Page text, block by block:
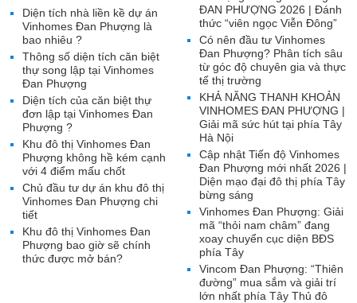
ĐAN PHƯỢNG 2026 | Đánh
thức “viên ngọc Viễn Đông”
Có nên đầu tư Vinhomes
Đan Phượng? Phân tích sâu
từ góc độ chuyên gia và thực
tế thị trường
KHẢ NĂNG THANH KHOẢN
VINHOMES ĐAN PHƯỢNG |
Giải mã sức hút tại phía Tây
Hà Nội
Cập nhật Tiến độ Vinhomes
Đan Phượng mới nhất 2026 |
Diện mạo đại đô thị phía Tây
bừng sáng
Vinhomes Đan Phượng: Giải
mã “thỏi nam châm” đang
xoay chuyển cục diện BĐS
phía Tây
Vincom Đan Phượng: “Thiên
đường” mua sắm và giải trí
lớn nhất phía Tây Thủ đô
Diện tích nhà liền kề dự án
Vinhomes Đan Phượng là
bao nhiêu ?
Thông số diện tích căn biệt
thự song lập tại Vinhomes
Đan Phượng
Diện tích của căn biệt thự
đơn lập tại Vinhomes Đan
Phượng ?
Khu đô thị Vinhomes Đan
Phượng không hề kém cạnh
với 4 điểm mấu chốt
Chủ đầu tư dự án khu đô thị
Vinhomes Đan Phượng chi
tiết
Khu đô thị Vinhomes Đan
Phượng bao giờ sẽ chính
thức được mở bán?